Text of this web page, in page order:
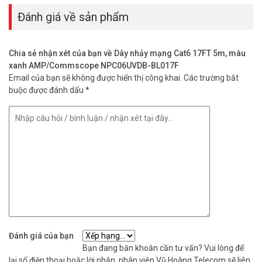
Thông số kỹ thuật dây nhảy mạng Cat6
17FT 5m, màu xanh AMP/Commscope
(NPC06UVDB-BL017F)
– Loại dây xoắn đôi: 4 đôi
– Loại cáp: U/UTP (unshielded)
– Chiều dài: 17FT (5 mét)
– Chất liệu vỏ: PVC, màu xanh.
– Hàng chính hãng COMMSCOPE.
Đánh giá về sản phẩm
Chia sẻ nhận xét của bạn về Dây nhảy mạng Cat6 17FT 5m, màu
xanh AMP/Commscope NPC06UVDB-BL017F
Email của bạn sẽ không được hiển thị công khai. Các trường bắt
buộc được đánh dấu *
Đánh giá của bạn
Bạn đang băn khoăn cần tư vấn? Vui lòng để
lại số điện thoại hoặc lời nhắn, nhân viên Vũ Hoàng Telecom sẽ liên